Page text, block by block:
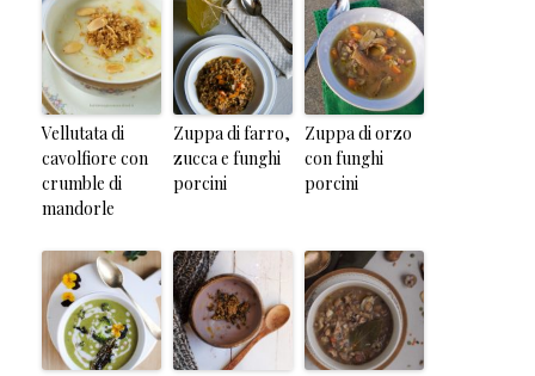
Vellutata di
cavolfiore con
crumble di
mandorle
Zuppa di farro,
zucca e funghi
porcini
Zuppa di orzo
con funghi
porcini